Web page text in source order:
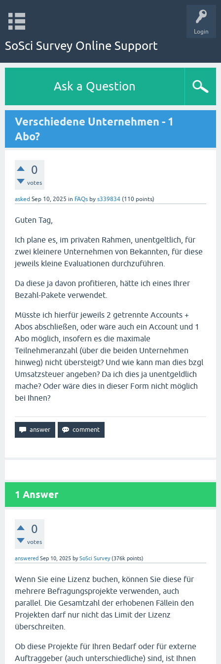
Login
SoSci Survey Online Support
Ask a Question
Verschiedene Unternehmen - 1
Abo?
0
votes
asked Sep 10, 2025 in FAQs by s339834 (110 points)
Guten Tag,
Ich plane es, im privaten Rahmen, unentgeltlich, für
zwei kleinere Unternehmen von Bekannten, für diese
jeweils kleine Evaluationen durchzuführen.
Da diese ja davon profitieren, hätte ich eines Ihrer
Bezahl-Pakete verwendet.
Müsste ich hierfür jeweils 2 getrennte Accounts +
Abos abschließen, oder wäre auch ein Account und 1
Abo möglich, insofern es die maximale
Teilnehmeranzahl (über die beiden Unternehmen
hinweg) nicht übersteigt? Und wie kann man dies bzgl
Umsatzsteuer angeben? Da ich dies ja unentgeldlich
mache? Oder wäre dies in dieser Form nicht möglich
bei Ihnen?
1 Answer
0
votes
answered Sep 10, 2025 bySoSci Survey (376k points)
Wenn Sie eine Lizenz buchen, können Sie diese für
mehrere Befragungsprojekte verwenden, auch
parallel. Die Gesamtzahl der erhobenen Fällein den
Projekten darf nur nicht das Limit der Lizenz
überschreiten.
Ob diese Projekte für Ihren Bedarf oder für externe
Auftraggeber (auch unterschiedliche) sind, ist Ihnen